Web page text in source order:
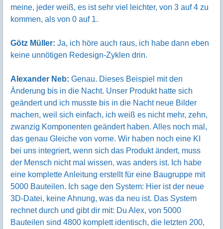
meine, jeder weiß, es ist sehr viel leichter, von 3 auf 4 zu
kommen, als von 0 auf 1.
Götz Müller: Ja, ich höre auch raus, ich habe dann eben
keine unnötigen Redesign-Zyklen drin.
Alexander Neb: Genau. Dieses Beispiel mit den
Änderung bis in die Nacht. Unser Produkt hatte sich
geändert und ich musste bis in die Nacht neue Bilder
machen, weil sich einfach, ich weiß es nicht mehr, zehn,
zwanzig Komponenten geändert haben. Alles noch mal,
das genau Gleiche von vorne. Wir haben noch eine KI
bei uns integriert, wenn sich das Produkt ändert, muss
der Mensch nicht mal wissen, was anders ist. Ich habe
eine komplette Anleitung erstellt für eine Baugruppe mit
5000 Bauteilen. Ich sage den System: Hier ist der neue
3D-Datei, keine Ahnung, was da neu ist. Das System
rechnet durch und gibt dir mit: Du Alex, von 5000
Bauteilen sind 4800 komplett identisch, die letzten 200,